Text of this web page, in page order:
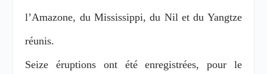
l’Amazone, du Mississippi, du Nil et du Yangtze
réunis.
Seize éruptions ont été enregistrées, pour le